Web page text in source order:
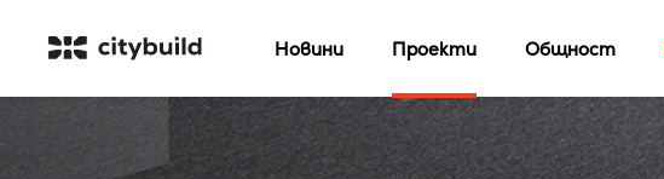
Новини Проекти Общност